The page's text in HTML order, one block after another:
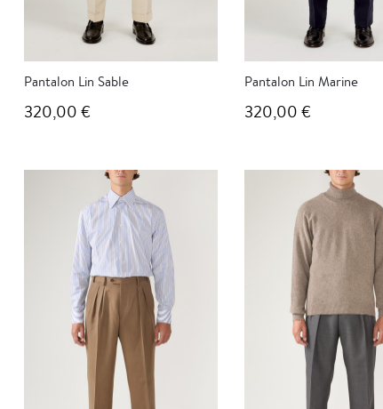
Pantalon Lin Sable
320,00 €
Pantalon Lin Marine
320,00 €